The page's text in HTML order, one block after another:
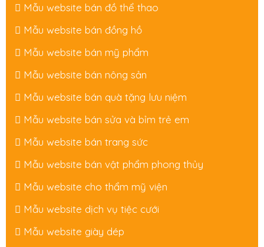
Mẫu website bán đồ thể thao
Mẫu website bán đồng hồ
Mẫu website bán mỹ phẩm
Mẫu website bán nông sản
Mẫu website bán quà tặng lưu niệm
Mẫu website bán sửa và bỉm trẻ em
Mẫu website bán trang sức
Mẫu website bán vật phẩm phong thủy
Mẫu website cho thẩm mỹ viện
Mẫu website dịch vụ tiệc cưới
Mẫu website giày dép